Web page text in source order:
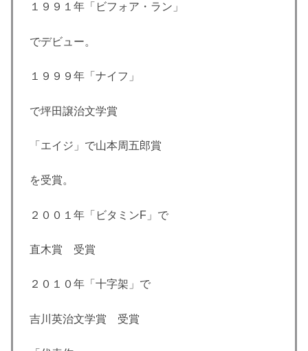
１９９１年「ビフォア・ラン」
でデビュー。
１９９９年「ナイフ」
で坪田譲治文学賞
「エイジ」で山本周五郎賞
を受賞。
２００１年「ビタミンF」で
直木賞 受賞
２０１０年「十字架」で
吉川英治文学賞 受賞